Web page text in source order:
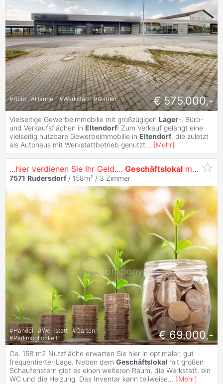
#Büro #Handel #Werkstatt #Garten € 575.000,-
Vielseitige Gewerbeimmobilie mit großzügigen Lager-, Büro-
und Verkaufsflächen in Eltendorf! Zum Verkauf gelangt eine
vielseitig nutzbare Gewerbeimmobilie in Eltendorf, die zuletzt
als Autohaus mit Werkstattbetrieb genutzt... [Mehr]
...hier verdienen Sie Ihr Geld.... Geschäftslokal mit Werkstatt
7571 Rudersdorf / 158m² / 3 Zimmer
#Handel #Werkstatt #Garten
#Parkmöglichkeit € 69.000,-
Ca. 158 m2 Nutzfläche erwarten Sie hier in optimaler, gut
frequentierter Lage. Neben dem Geschäftslokal mit großen
Schaufenstern gibt es einen weiteren Raum, die Werkstatt, ein
WC und die Heizung. Das Inventar kann teilweise... [Mehr]